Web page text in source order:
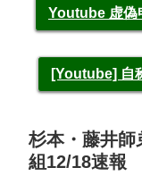
Youtube 虚偽
[Youtube] 自
杉本・藤井師
組12/18速報